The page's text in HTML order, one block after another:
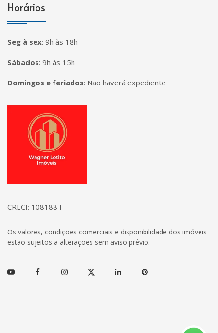
Horários
Seg à sex: 9h às 18h
Sábados: 9h às 15h
Domingos e feriados: Não haverá expediente
Página inicial
CRECI: 108188 F
Os valores, condições comerciais e disponibilidade dos imóveis
estão sujeitos a alterações sem aviso prévio.
Youtube FacebookInstagramTwitter Linkedin Pinterest